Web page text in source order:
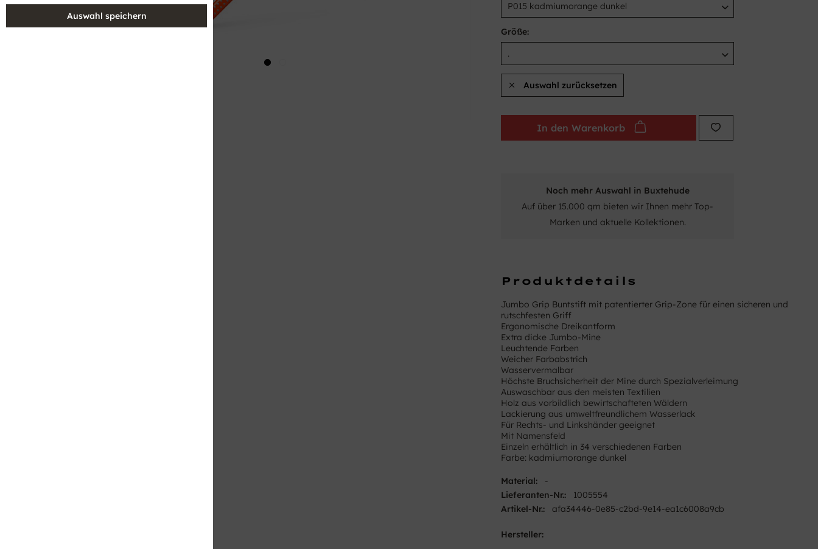
Größe:
Auswahl zurücksetzen
In den Warenkorb
Noch mehr Auswahl in Buxtehude
Auf über 15.000 qm bieten wir Ihnen mehr Top-
Marken und aktuelle Kollektionen.
Produktdetails
Jumbo Grip Buntstift mit patentierter Grip-Zone für einen sicheren und
rutschfesten Griff
Ergonomische Dreikantform
Extra dicke Jumbo-Mine
Leuchtende Farben
Weicher Farbabstrich
Wasservermalbar
Höchste Bruchsicherheit der Mine durch Spezialverleimung
Auswaschbar aus den meisten Textilien
Holz aus vorbildlich bewirtschafteten Wäldern
Lackierung aus umweltfreundlichem Wasserlack
Für Rechts- und Linkshänder geeignet
Mit Namensfeld
Einzeln erhältlich in 34 verschiedenen Farben
Farbe: kadmiumorange dunkel
Material:
-
Lieferanten-Nr.:
1005554
Artikel-Nr.:
afa34446-0e85-c2bd-9e14-ea1c6008a9cb
Hersteller: